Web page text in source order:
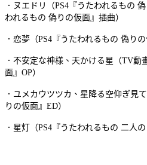
．ヌエドリ（PS4『うたわれるもの
われるもの 偽りの仮面』插曲）
．恋夢（PS4『うたわれるもの 偽りの
．不安定な神様、天かける星（TV動
面』OP）
．ユメカウツツカ、星降る空仰ぎ見
りの仮面』ED）
．星灯（PS4『うたわれるもの 二人の